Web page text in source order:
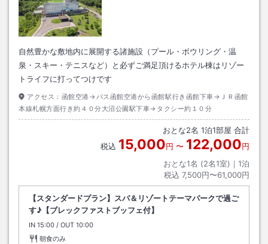
自然豊かな敷地内に展開する諸施設（プール・ボウリング・温
泉・スキー・テニスなど）と必ずご満足頂けるホテル棟はリゾー
トライフに打ってつけです
アクセス： 函館空港→バス函館空港から函館駅行き函館下車→ＪＲ函館
本線札幌方面行き約４０分大沼公園駅下車→タクシー約１０分
おとな2名 1泊1部屋 合計
税込 15,000円 〜 122,000円
おとな1名 (2名1室)｜ 1泊
税込 7,500円〜61,000円
【スタンダードプラン】スパ＆リゾートテーマパークで過ご
す♪【ブレックファストブッフェ付】
IN チェックイン
15:00 / OUT チェックアウト
10:00
朝食のみ